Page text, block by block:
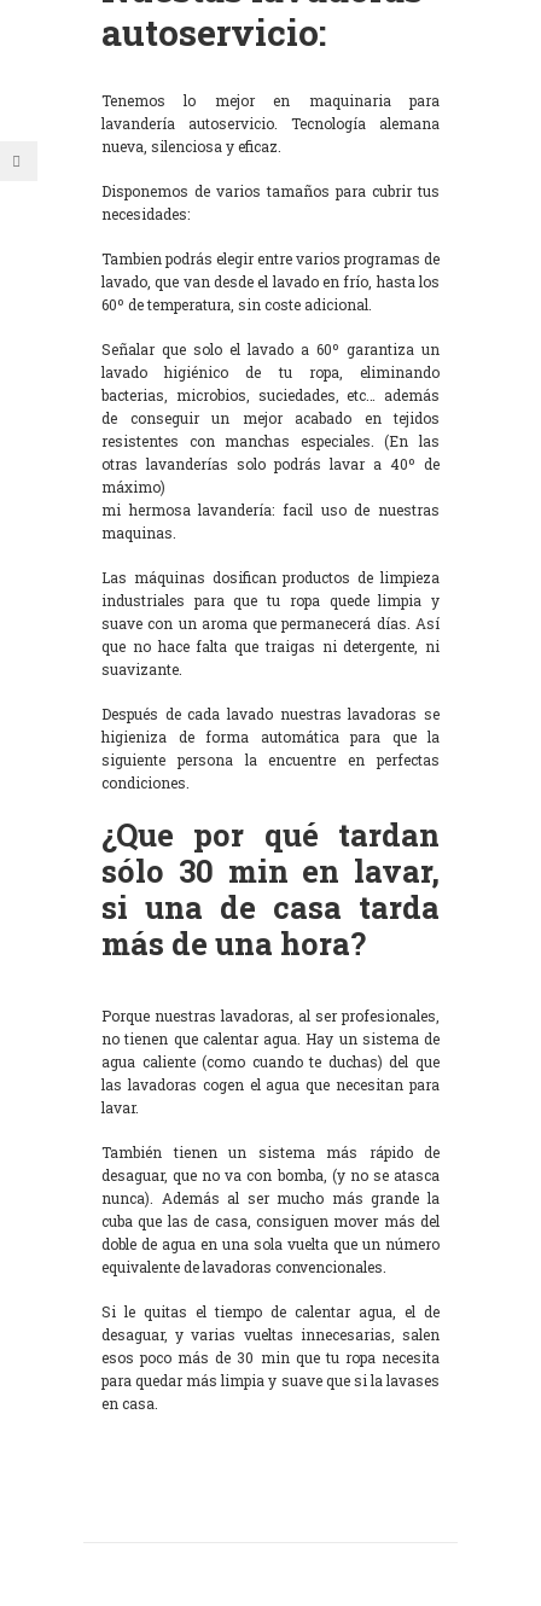
autoservicio:
Tenemos lo mejor en maquinaria para
lavandería autoservicio. Tecnología alemana
nueva, silenciosa y eficaz.
Disponemos de varios tamaños para cubrir tus
necesidades:
Tambien podrás elegir entre varios programas de
lavado, que van desde el lavado en frío, hasta los
60º de temperatura, sin coste adicional.
Señalar que solo el lavado a 60º garantiza un
lavado higiénico de tu ropa, eliminando
bacterias, microbios, suciedades, etc… además
de conseguir un mejor acabado en tejidos
resistentes con manchas especiales. (En las
otras lavanderías solo podrás lavar a 40º de
máximo)
mi hermosa lavandería: facil uso de nuestras
maquinas.
Las máquinas dosifican productos de limpieza
industriales para que tu ropa quede limpia y
suave con un aroma que permanecerá días. Así
que no hace falta que traigas ni detergente, ni
suavizante.
Después de cada lavado nuestras lavadoras se
higieniza de forma automática para que la
siguiente persona la encuentre en perfectas
condiciones.
¿Que por qué tardan
sólo 30 min en lavar,
si una de casa tarda
más de una hora?
Porque nuestras lavadoras, al ser profesionales,
no tienen que calentar agua. Hay un sistema de
agua caliente (como cuando te duchas) del que
las lavadoras cogen el agua que necesitan para
lavar.
También tienen un sistema más rápido de
desaguar, que no va con bomba, (y no se atasca
nunca). Además al ser mucho más grande la
cuba que las de casa, consiguen mover más del
doble de agua en una sola vuelta que un número
equivalente de lavadoras convencionales.
Si le quitas el tiempo de calentar agua, el de
desaguar, y varias vueltas innecesarias, salen
esos poco más de 30 min que tu ropa necesita
para quedar más limpia y suave que si la lavases
en casa.